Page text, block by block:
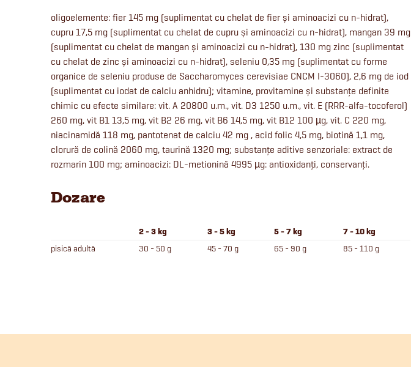
oligoelemente: fier 145 mg (suplimentat cu chelat de fier și aminoacizi cu n-hidrat),
cupru 17,5 mg (suplimentat cu chelat de cupru și aminoacizi cu n-hidrat), mangan 39 mg
(suplimentat cu chelat de mangan și aminoacizi cu n-hidrat), 130 mg zinc (suplimentat
cu chelat de zinc și aminoacizi cu n-hidrat), seleniu 0,35 mg (suplimentat cu forme
organice de seleniu produse de Saccharomyces cerevisiae CNCM I-3060), 2,6 mg de iod
(suplimentat cu iodat de calciu anhidru); vitamine, provitamine și substanțe definite
chimic cu efecte similare: vit. A 20800 u.m., vit. D3 1250 u.m., vit. E (RRR-alfa-tocoferol)
260 mg, vit B1 13,5 mg, vit B2 26 mg, vit B6 14,5 mg, vit B12 100 µg, vit. C 220 mg,
niacinamidă 118 mg, pantotenat de calciu 42 mg , acid folic 4,5 mg, biotină 1,1 mg,
clorură de colină 2060 mg, taurină 1320 mg; substanțe aditive senzoriale: extract de
rozmarin 100 mg; aminoacizi: DL-metionină 4995 µg: antioxidanți, conservanți.
Dozare
2 - 3 kg 3 - 5 kg 5 - 7 kg 7 - 10 kg
pisică adultă 30 - 50 g 45 - 70 g 65 - 90 g 85 - 110 g